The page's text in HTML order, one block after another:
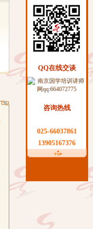
QQ在线交谈
咨询热线
025-66037861
13905167376